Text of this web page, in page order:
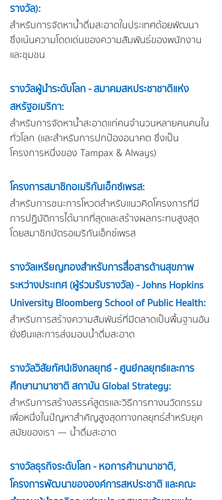
รางวัล):
สำหรับการจัดหาน้ำดื่มสะอาดในประเทศด้อยพัฒนา
ซึ่งเน้นความโดดเด่นของความสัมพันธ์ของพนักงาน
และชุมชน
รางวัลผู้นำระดับโลก - สมาคมสหประชาชาติแห่ง
สหรัฐอเมริกา:
สำหรับการจัดหาน้ำสะอาดแก่คนจำนวนหลายคนคนใน
ทั่วโลก (และสำหรับการปกป้องอนาคต ซึ่งเป็น
โครงการหนึ่งของ Tampax & Always)
โครงการสมาชิกอเมริกันเอ็กซ์เพรส:
สำหรับการชนะการโหวตสำหรับแนวคิดโครงการที่มี
การปฏิบัติการได้มากที่สุดและสร้างผลกระทบสูงสุด
โดยสมาชิกบัตรอเมริกันเอ็กซ์เพรส
รางวัลเหรียญทองสำหรับการสื่อสารด้านสุขภาพ
ระหว่างประเทศ (ผู้ร่วมรับรางวัล) - Johns Hopkins
University Bloomberg School of Public Health:
สำหรับการสร้างความสัมพันธ์ที่มีตลาดเป็นพื้นฐานอัน
ยั่งยืนและการส่งมอบน้ำดื่มสะอาด
รางวัลวิสัยทัศน์เชิงกลยุทธ์ - ศูนย์กลยุทธ์และการ
ศึกษานานาชาติ สถาบัน Global Strategy:
สำหรับการสร้างสรรค์สูตรและวิธีการทางนวัตกรรม
เพื่อหนึ่งในปัญหาสำคัญสูงสุดทางกลยุทธ์สำหรับยุค
สมัยของเรา — น้ำดื่มสะอาด
รางวัลธุรกิจระดับโลก - หอการค้านานาชาติ,
โครงการพัฒนาขององค์การสหประชาติ และคณะ